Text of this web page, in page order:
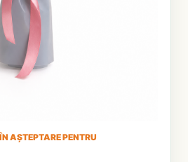
AȘTEPTARE PENTRU